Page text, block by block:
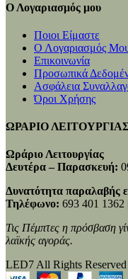
Ο Λογαριασμός μου
Ποιοι Είμαστε
Ο Λογαριασμός
Επικοινωνία
Προσωπικά
Ασφάλεια
Όροι Χρήσης
ΩΡΑΡΙΟ
Ωράριο Λειτουργίας
Δευτέρα – Παρασκευή:
Δυνατότητα παραλαβής
Τηλέφωνο: 693 401 1362
Τις Πέμπτες η πρόσβαση
λαϊκής αγοράς.
LED7 All Rights Reserved